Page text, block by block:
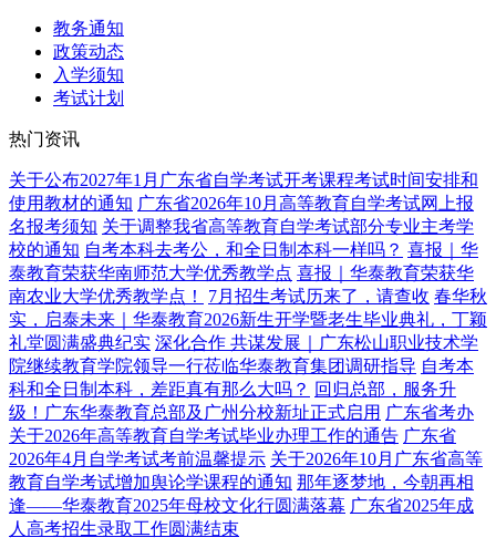
教务通知
政策动态
入学须知
考试计划
热门资讯
关于公布2027年1月广东省自学考试开考课程考试时间安排和
使用教材的通知 广东省2026年10月高等教育自学考试网上报
名报考须知 关于调整我省高等教育自学考试部分专业主考学
校的通知 自考本科去考公，和全日制本科一样吗？ 喜报｜华
泰教育荣获华南师范大学优秀教学点 喜报｜华泰教育荣获华
南农业大学优秀教学点！
7月招生考试历来了，请查收 春华秋
实，启泰未来｜华泰教育2026新生开学暨老生毕业典礼，丁颖
礼堂圆满盛典纪实 深化合作 共谋发展｜广东松山职业技术学
院继续教育学院领导一行莅临华泰教育集团调研指导 自考本
科和全日制本科，差距真有那么大吗？ 回归总部，服务升
级！广东华泰教育总部及广州分校新址正式启用 广东省考办
关于2026年高等教育自学考试毕业办理工作的通告 广东省
2026年4月自学考试考前温馨提示 关于2026年10月广东省高等
教育自学考试增加舆论学课程的通知 那年逐梦地，今朝再相
逢——华泰教育2025年母校文化行圆满落幕 广东省2025年成
人高考招生录取工作圆满结束